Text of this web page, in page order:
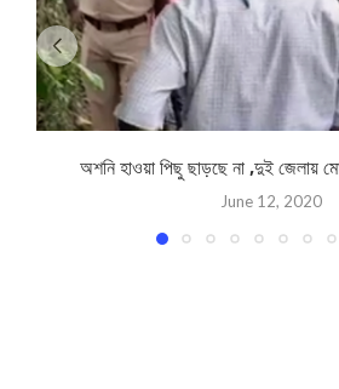
অশনি হাওয়া পিছু ছাড়ছে না ,দুই
June 12, 2020